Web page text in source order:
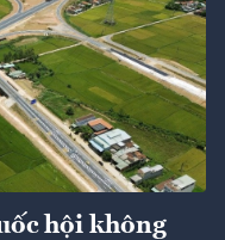
hội không